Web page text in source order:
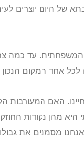
של היום יוצרים
עד כמה
אחד המקום הנכון
האם המעורבות
מהן נקודות החוזק
מסמנים את